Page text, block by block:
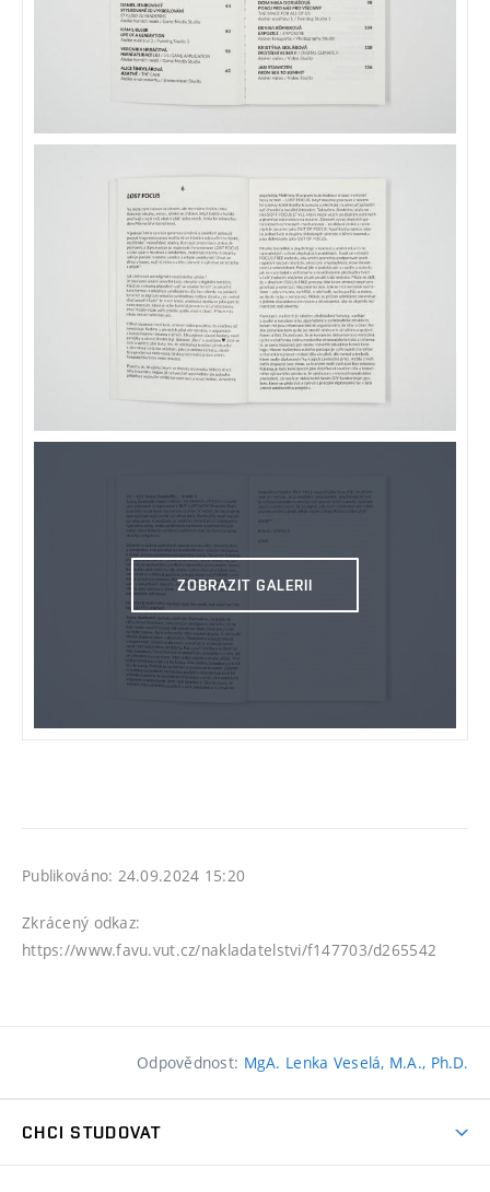
ZOBRAZIT GALERII
Publikováno: 24.09.2024 15:20
Zkrácený odkaz:
https://www.favu.vut.cz/nakladatelstvi/f147703/d265542
Odpovědnost: MgA. Lenka Veselá, M.A., Ph.D.
CHCI STUDOVAT